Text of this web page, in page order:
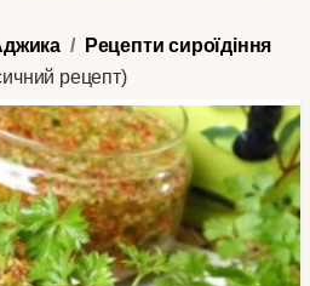
Рецепти сироїдіння
рецепт)